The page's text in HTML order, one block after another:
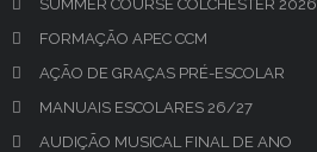
SUMMER COURSE COLCHESTER 2026
FORMAÇÃO APEC CCM
AÇÃO DE GRAÇAS PRÉ-ESCOLAR
MANUAIS ESCOLARES 26/27
AUDIÇÃO MUSICAL FINAL DE ANO